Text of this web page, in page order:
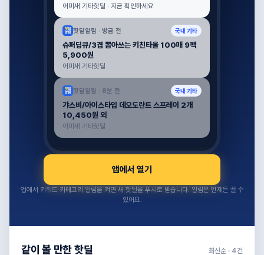
어미새 기타핫딜 · 지금 확인하세요
핫딜알림 · 방금 전 국내 기타
슈퍼딥큐/3겹 뽑아쓰는 키친타올 100매 9팩
5,900원
어미새 기타핫딜
핫딜알림 · 8분 전 국내 기타
갸스비/아이스타입 데오도란트 스프레이 2개
10,450원 외
어미새 기타핫딜
앱에서 열기
앱에서 키워드·카테고리 알림을 켜면 새 핫딜을 푸시로 받습니다. 알림은 언제든 끌 수
있어요.
같이 볼 만한 핫딜 최신순 · 4건